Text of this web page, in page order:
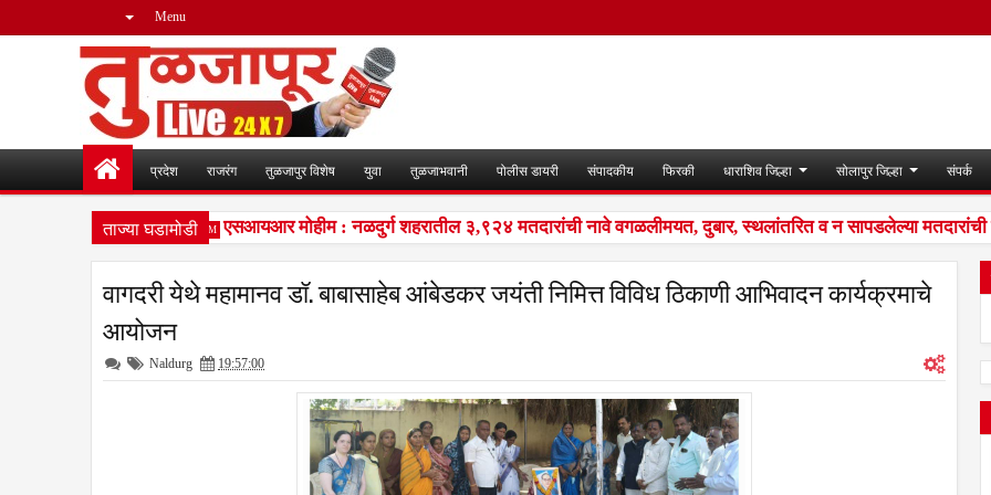
Menu
प्रदेश राजरंग तुळजापुर विशेष युवा तुळजाभवानी पोलीस डायरी संपादकीय फिरकी धाराशिव जिल्हा सोलापुर जिल्हा संपर्क
ताज्या घडामोडी
शहर दणाणले 6:35 PM एसआयआर मोहीम : नळदुर्ग शहरातील ३,९२४ मतदारांची नावे वगळलीमयत, दुबार, स्थलांतरित व न सापडलेल्या मतदारांची
वागदरी येथे महामानव डॉ. बाबासाहेब आंबेडकर जयंती निमित्त विविध ठिकाणी आभिवादन कार्यक्रमाचे
आयोजन
Naldurg 19:57:00